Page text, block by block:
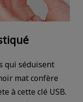
qui séduisent
mat confère
à cette clé USB.